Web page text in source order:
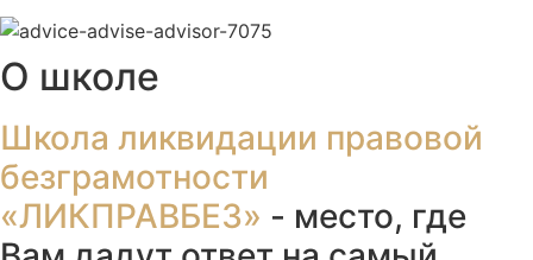
О школе
Школа ликвидации правовой
безграмотности
«ЛИКПРАВБЕЗ» - место, где